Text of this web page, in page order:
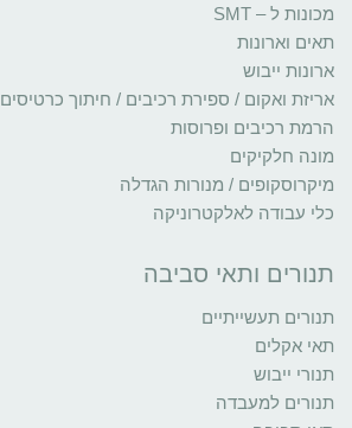
מכונות ל – SMT
תאים וארונות
ארונות ייבוש
אריזת ואקום / ספירת רכיבים / חיתוך כרטיסים
הרמת רכיבים ופרוסות
מונה חלקיקים
מיקרוסקופים / מנורות הגדלה
כלי עבודה לאלקטרוניקה
תנורים ותאי סביבה
תנורים תעשייתיים
תאי אקלים
תנורי ייבוש
תנורים למעבדה